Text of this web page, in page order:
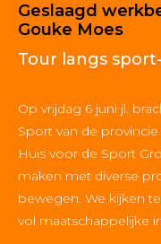
Geslaagd
Gouke Moes
Tour langs
Op vrijdag 6 juni jl.
Sport van de
Huis voor de Sport
maken met diverse
bewegen. We kijken
vol maatschappelijke